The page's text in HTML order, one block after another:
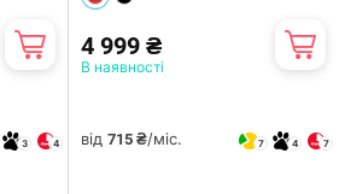
3 4
4 999 ₴
В наявності
від 715 ₴/міс. 7 4 7